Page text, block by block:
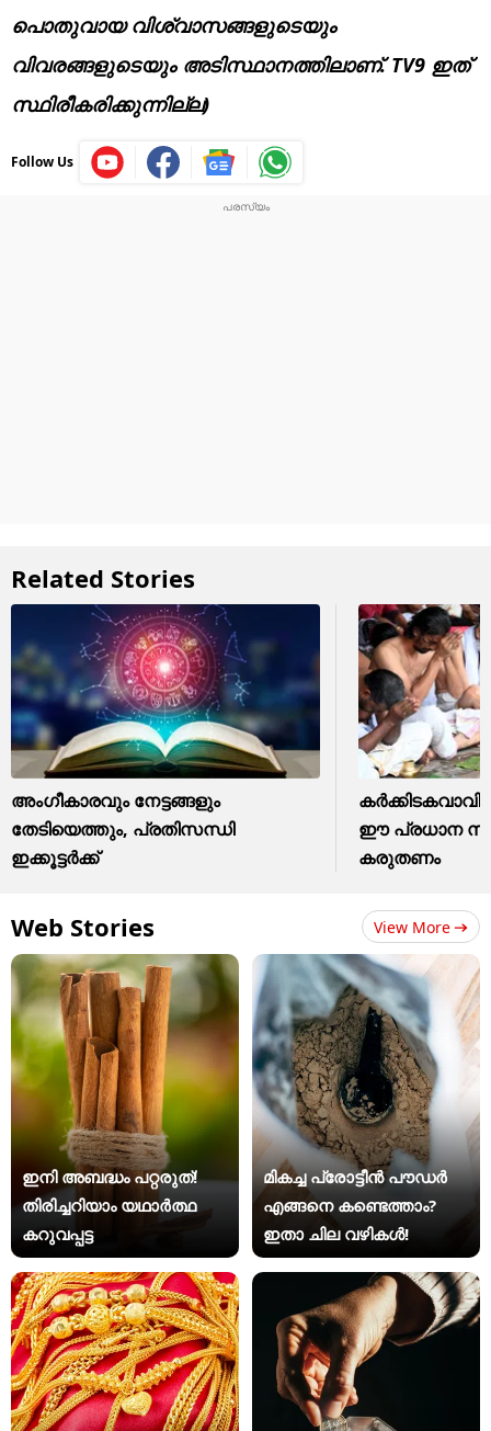
പൊതുവായ വിശ്വാസങ്ങളുടെയും
വിവരങ്ങളുടെയും അടിസ്ഥാനത്തിലാണ്. TV9 ഇത്
സ്ഥിരീകരിക്കുന്നില്ല)
Follow Us
Related Stories
അംഗീകാരവും നേട്ടങ്ങളും
തേടിയെത്തും, പ്രതിസന്ധി
ഇക്കൂട്ടർക്ക്
ഈ പ്രധാന
കരുതണം
Web Stories View More
ഇനി അബദ്ധം പറ്റരുത്!
തിരിച്ചറിയാം യഥാര്‍ത്ഥ
കറുവപ്പട്ട
മികച്ച പ്രോട്ടീൻ പൗഡർ
എങ്ങനെ കണ്ടെത്താം?
ഇതാ ചില വഴികൾ!